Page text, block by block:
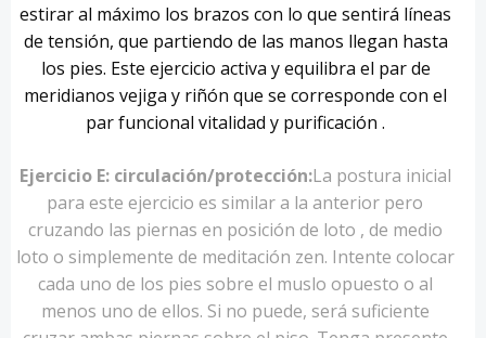
estirar al máximo los brazos con lo que sentirá líneas
de tensión, que partiendo de las manos llegan hasta
los pies. Este ejercicio activa y equilibra el par de
meridianos vejiga y riñón que se corresponde con el
par funcional vitalidad y purificación .
Ejercicio E: circulación/protección:La postura inicial
para este ejercicio es similar a la anterior pero
cruzando las piernas en posición de loto , de medio
loto o simplemente de meditación zen. Intente colocar
cada uno de los pies sobre el muslo opuesto o al
menos uno de ellos. Si no puede, será suficiente